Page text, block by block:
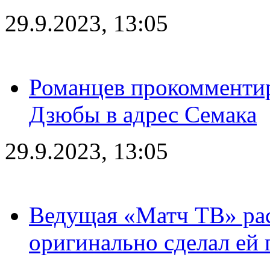
29.9.2023, 13:05
Романцев
Дзюбы в адрес Семака
29.9.2023, 13:05
Ведущая «Матч ТВ»
оригинально сделал ей